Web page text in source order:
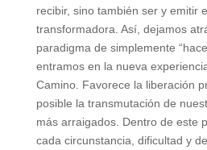
recibir, sino también ser y emitir
transformadora. Así, dejamos
paradigma de simplemente
entramos en la nueva
Camino. Favorece la liberación
posible la transmutación de
más arraigados. Dentro de este
cada circunstancia, dificultad y